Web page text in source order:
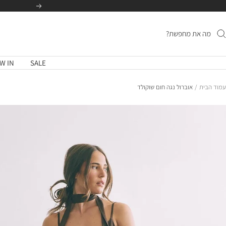
הקודם
SALE
IN
עמוד הבית אוברול נגה חום שוקולד